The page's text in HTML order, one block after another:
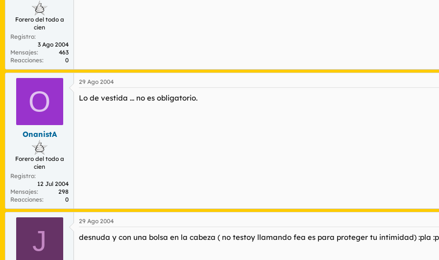
Forero del todo a
cien
Registro
3 Ago 2004
Mensajes
463
Reacciones
0
O
OnanistA
Forero del todo a
cien
Registro
12 Jul 2004
Mensajes
298
Reacciones
0
29 Ago 2004
Lo de vestida ... no es obligatorio.
J
29 Ago 2004
desnuda y con una bolsa en la cabeza ( no testoy llamando fea es para proteger tu intimidad) :pla